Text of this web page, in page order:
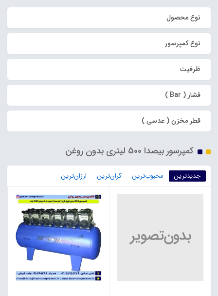
نوع محصول
نوع کمپرسور
ظرفیت
فشار ( Bar )
قطر مخزن ( عدسی )
کمپرسور بیصدا 500 لیتری بدون روغن
جدیدترین محبوب‌ترین گران‌ترین ارزان‌ترین